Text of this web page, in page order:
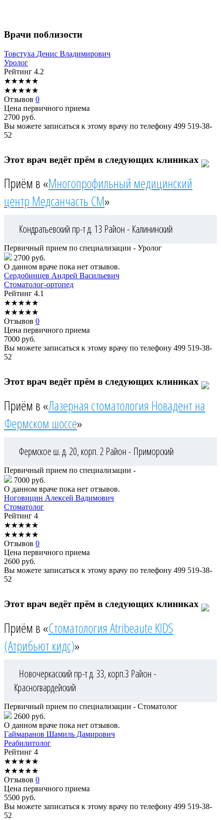
Врачи поблизости
Товстуха Денис Владимирович
Уролог
Рейтинг 4.2
★★★★★
★★★★★
Отзывов 0
Цена первичного приема
2700 руб.
Вы можете записаться к этому врачу по телефону 499 519-38-
52
Этот врач ведёт прём в следующих клиниках
Приём в «Многопрофильный медицинский
центр Медсанчасть СМ»
Кондратьевский пр-т д. 13 Район - Калининский
Первичный прием по специализации - Уролог
2700 руб.
О данном враче пока нет отзывов.
Сердобинцев Андрей Васильевич
Стоматолог-ортопед
Рейтинг 4.1
★★★★★
★★★★★
Отзывов 0
Цена первичного приема
7000 руб.
Вы можете записаться к этому врачу по телефону 499 519-38-
52
Этот врач ведёт прём в следующих клиниках
Приём в «Лазерная стоматология Новадент на
Фермском шоссе»
Фермское ш. д. 20, корп. 2 Район - Приморский
Первичный прием по специализации -
7000 руб.
О данном враче пока нет отзывов.
Ноговицин Алексей Вадимович
Стоматолог
Рейтинг 4
★★★★★
★★★★★
Отзывов 0
Цена первичного приема
2600 руб.
Вы можете записаться к этому врачу по телефону 499 519-38-
52
Этот врач ведёт прём в следующих клиниках
Приём в «Стоматология Atribeaute KIDS
(Атрибьют кидс)»
Новочеркасский пр-т д. 33, корп.3 Район -
Красногвардейский
Первичный прием по специализации - Стоматолог
2600 руб.
О данном враче пока нет отзывов.
Гаймаранов Шамиль Дамирович
Реабилитолог
Рейтинг 4
★★★★★
★★★★★
Отзывов 0
Цена первичного приема
5500 руб.
Вы можете записаться к этому врачу по телефону 499 519-38-
52